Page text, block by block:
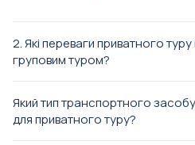
2. Які переваги приватного туру
груповим туром?
Який тип транспортного
для приватного туру?